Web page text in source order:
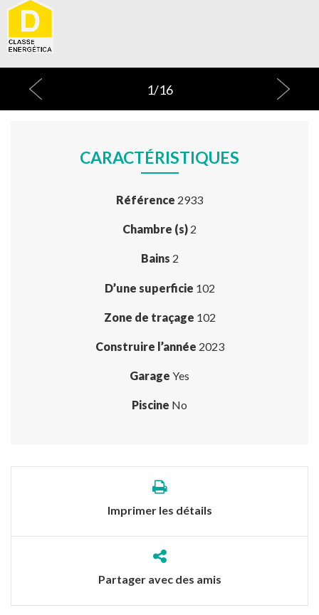
1/16
CARACTÉRISTIQUES
Référence 2933
Chambre (s) 2
Bains 2
D’une superficie 102
Zone de traçage 102
Construire l’année 2023
Garage Yes
Piscine No
Imprimer les détails
Partager avec des amis